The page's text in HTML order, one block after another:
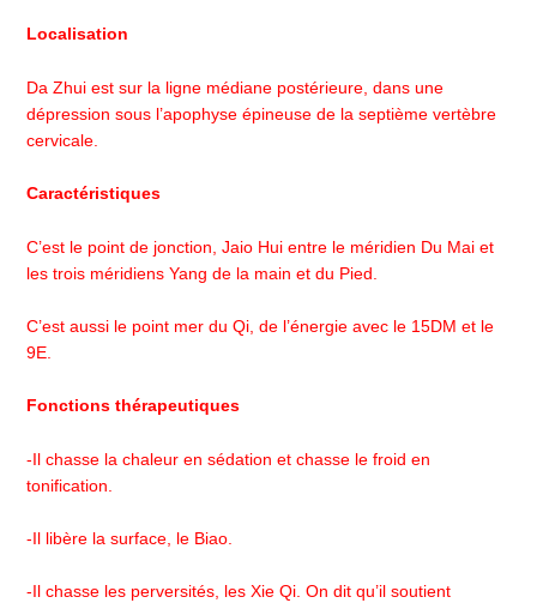
Localisation
Da Zhui est sur la ligne médiane postérieure, dans une
dépression sous l’apophyse épineuse de la septième vertèbre
cervicale.
Caractéristiques
C’est le point de jonction, Jaio Hui entre le méridien Du Mai et
les trois méridiens Yang de la main et du Pied.
C’est aussi le point mer du Qi, de l’énergie avec le 15DM et le
9E.
Fonctions thérapeutiques
-Il chasse la chaleur en sédation et chasse le froid en
tonification.
-Il libère la surface, le Biao.
-Il chasse les perversités, les Xie Qi. On dit qu’il soutient